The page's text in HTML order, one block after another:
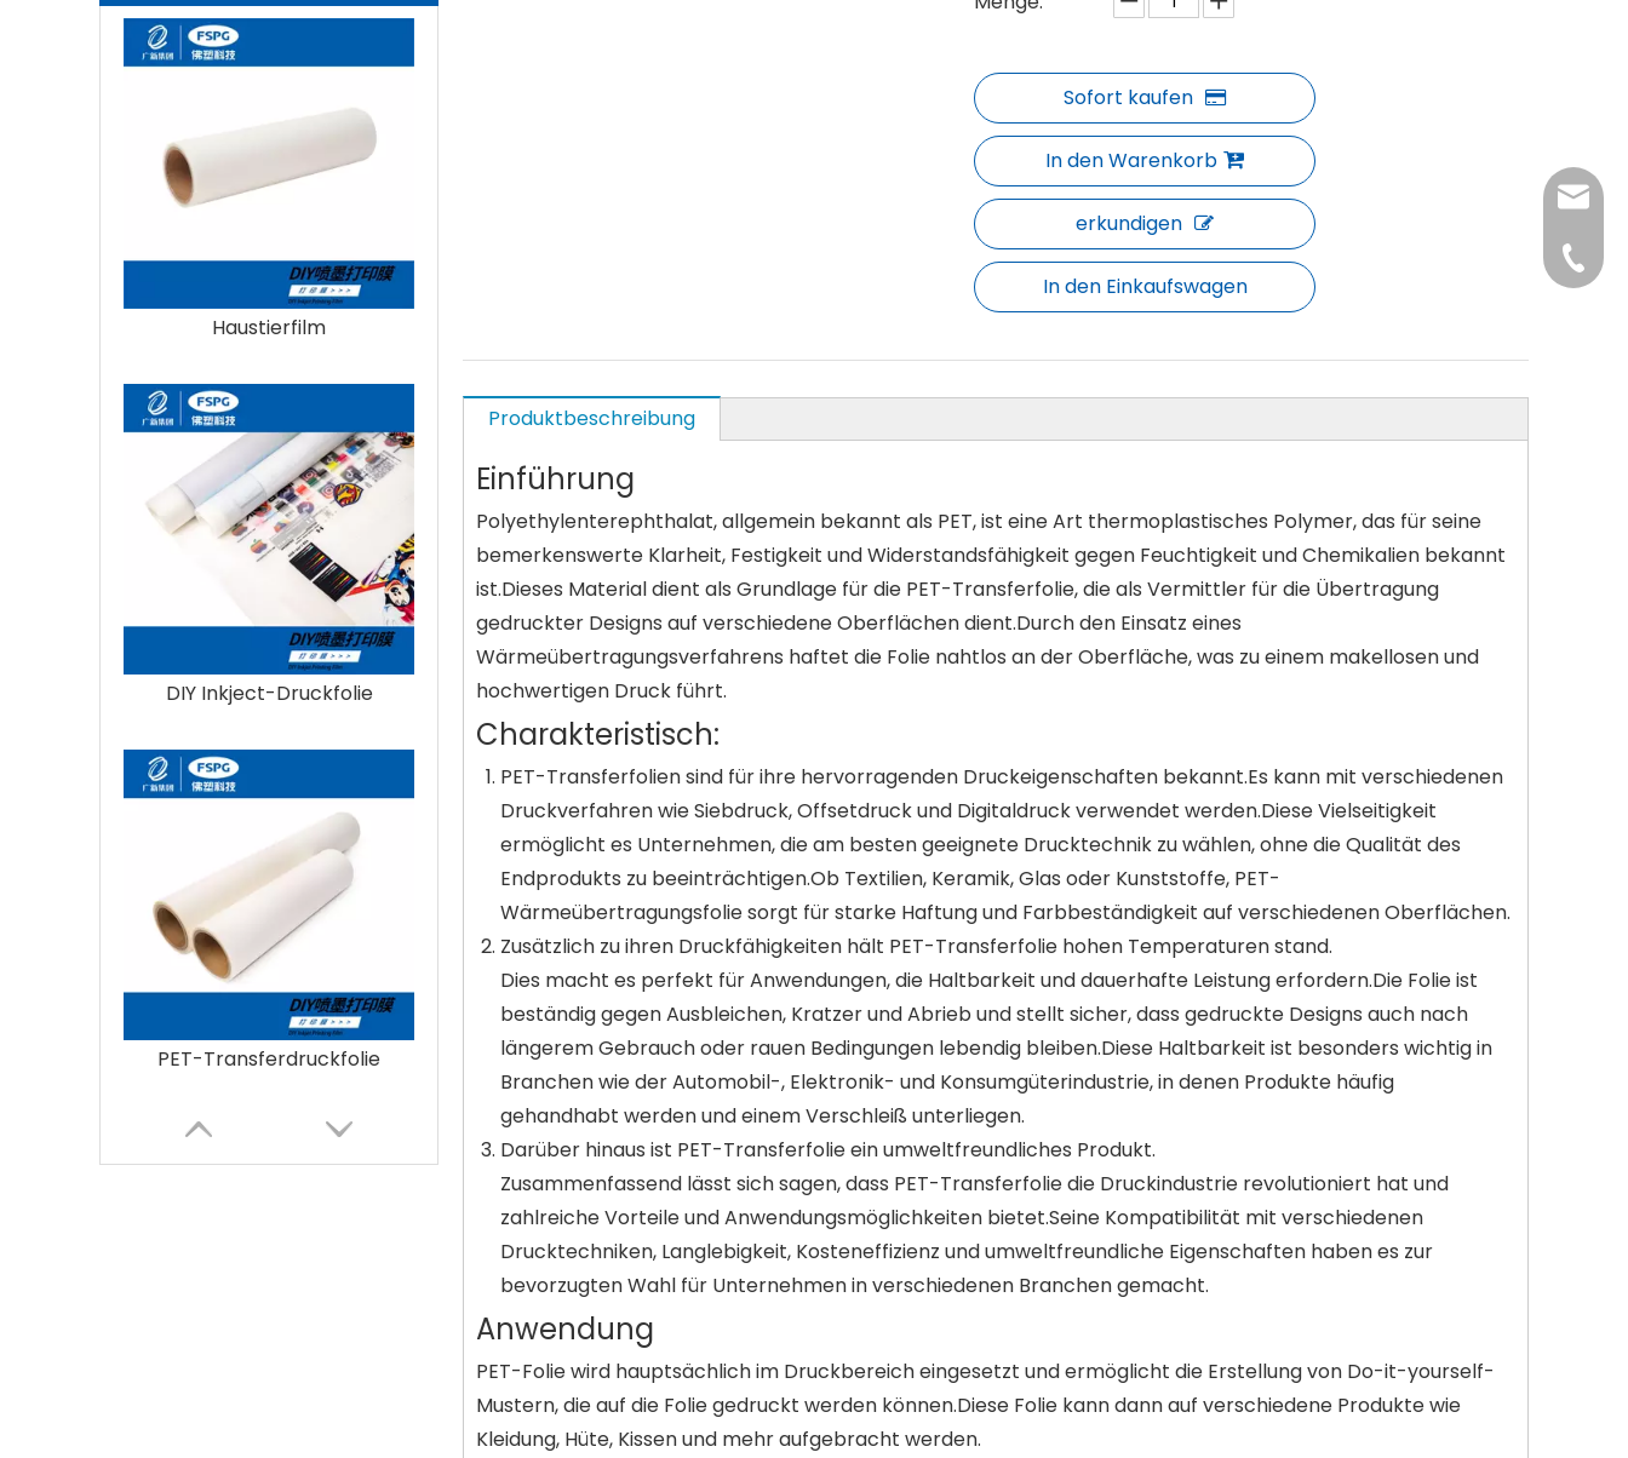
Haustierfilm
DIY Inkject-Druckfolie
PET-Transferdruckfolie
Sofort kaufen
In den Warenkorb
erkundigen
In den Einkaufswagen
Produktbeschreibung
Einführung
Polyethylenterephthalat, allgemein bekannt als PET, ist eine Art thermoplastisches Polymer, das für seine
bemerkenswerte Klarheit, Festigkeit und Widerstandsfähigkeit gegen Feuchtigkeit und Chemikalien bekannt
ist.Dieses Material dient als Grundlage für die PET-Transferfolie, die als Vermittler für die Übertragung
gedruckter Designs auf verschiedene Oberflächen dient.Durch den Einsatz eines
Wärmeübertragungsverfahrens haftet die Folie nahtlos an der Oberfläche, was zu einem makellosen und
hochwertigen Druck führt.
Charakteristisch:
PET-Transferfolien sind für ihre hervorragenden Druckeigenschaften bekannt.Es kann mit verschiedenen
Druckverfahren wie Siebdruck, Offsetdruck und Digitaldruck verwendet werden.Diese Vielseitigkeit
ermöglicht es Unternehmen, die am besten geeignete Drucktechnik zu wählen, ohne die Qualität des
Endprodukts zu beeinträchtigen.Ob Textilien, Keramik, Glas oder Kunststoffe, PET-
Wärmeübertragungsfolie sorgt für starke Haftung und Farbbeständigkeit auf verschiedenen Oberflächen.
Zusätzlich zu ihren Druckfähigkeiten hält PET-Transferfolie hohen Temperaturen stand.
Dies macht es perfekt für Anwendungen, die Haltbarkeit und dauerhafte Leistung erfordern.Die Folie ist
beständig gegen Ausbleichen, Kratzer und Abrieb und stellt sicher, dass gedruckte Designs auch nach
längerem Gebrauch oder rauen Bedingungen lebendig bleiben.Diese Haltbarkeit ist besonders wichtig in
Branchen wie der Automobil-, Elektronik- und Konsumgüterindustrie, in denen Produkte häufig
gehandhabt werden und einem Verschleiß unterliegen.
Darüber hinaus ist PET-Transferfolie ein umweltfreundliches Produkt.
Zusammenfassend lässt sich sagen, dass PET-Transferfolie die Druckindustrie revolutioniert hat und
zahlreiche Vorteile und Anwendungsmöglichkeiten bietet.Seine Kompatibilität mit verschiedenen
Drucktechniken, Langlebigkeit, Kosteneffizienz und umweltfreundliche Eigenschaften haben es zur
bevorzugten Wahl für Unternehmen in verschiedenen Branchen gemacht.
Anwendung
PET-Folie wird hauptsächlich im Druckbereich eingesetzt und ermöglicht die Erstellung von Do-it-yourself-
Mustern, die auf die Folie gedruckt werden können.Diese Folie kann dann auf verschiedene Produkte wie
Kleidung, Hüte, Kissen und mehr aufgebracht werden.
+86-